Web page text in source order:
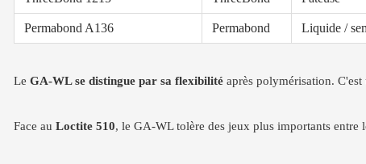
Permabond A136 Permabond Liquide /
Le GA-WL se distingue par sa flexibilité après polymérisation. C'est
Face au Loctite 510, le GA-WL tolère des jeux plus importants entre